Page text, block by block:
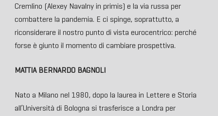
Cremlino (Alexey Navalny in primis) e la via russa per
combattere la pandemia. E ci spinge, soprattutto, a
riconsiderare il nostro punto di vista eurocentrico: perché
forse è giunto il momento di cambiare prospettiva.
MATTIA BERNARDO BAGNOLI
Nato a Milano nel 1980, dopo la laurea in Lettere e Storia
all’Università di Bologna si trasferisce a Londra per